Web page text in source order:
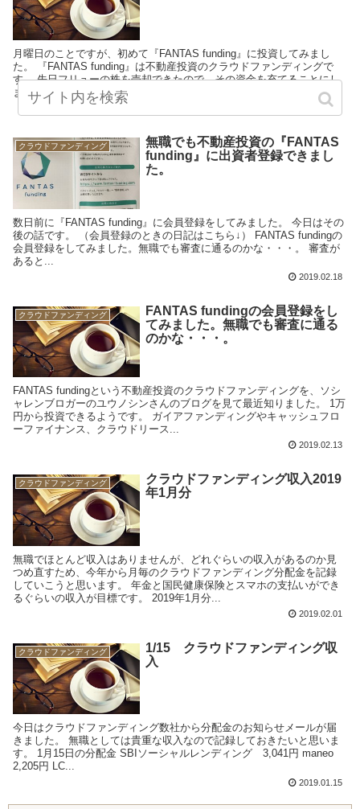
月曜日のことですが、初めて『FANTAS funding』に投資してみまし
た。 『FANTAS funding』は不動産投資のクラウドファンディングで
す。 先日フリューの株を売却できたので、その資金を充てることにし
ました。 募...
2019.02.28
クラウドファンディング
無職でも不動産投資の『FANTAS
funding』に出資者登録できまし
た。
数日前に『FANTAS funding』に会員登録をしてみました。 今日はその
後の話です。 （会員登録のときの日記はこちら↓） FANTAS fundingの
会員登録をしてみました。無職でも審査に通るのかな・・・。 審査が
あると...
2019.02.18
クラウドファンディング
FANTAS fundingの会員登録をし
てみました。無職でも審査に通る
のかな・・・。
FANTAS fundingという不動産投資のクラウドファンディングを、ソシ
ャレンブロガーのユウノシンさんのブログを見て最近知りました。 1万
円から投資できるようです。 ガイアファンディングやキャッシュフロ
ーファイナンス、クラウドリース...
2019.02.13
クラウドファンディング
クラウドファンディング収入2019
年1月分
無職でほとんど収入はありませんが、どれぐらいの収入があるのか見
つめ直すため、今年から月毎のクラウドファンディング分配金を記録
していこうと思います。 年金と国民健康保険とスマホの支払いができ
るぐらいの収入が目標です。 2019年1月分...
2019.02.01
クラウドファンディング
1/15 クラウドファンディング収
入
今日はクラウドファンディング数社から分配金のお知らせメールが届
きました。 無職としては貴重な収入なので記録しておきたいと思いま
す。 1月15日の分配金 SBIソーシャルレンディング 3,041円 maneo
2,205円 LC...
2019.01.15